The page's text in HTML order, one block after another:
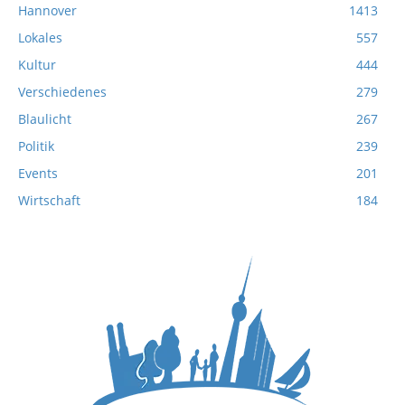
Hannover
1413
Lokales
557
Kultur
444
Verschiedenes
279
Blaulicht
267
Politik
239
Events
201
Wirtschaft
184